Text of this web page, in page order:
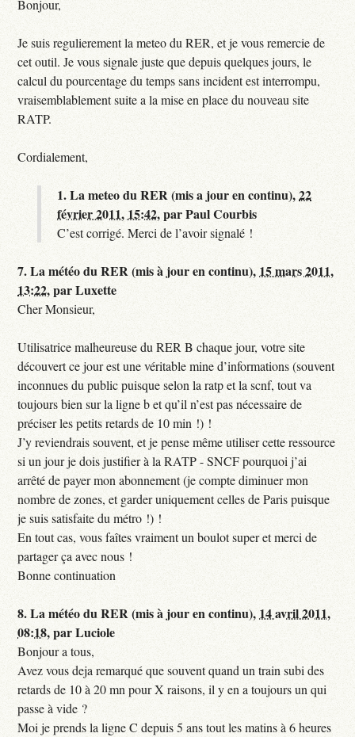
Bonjour,
Je suis regulierement la meteo du RER, et je vous remercie de
cet outil. Je vous signale juste que depuis quelques jours, le
calcul du pourcentage du temps sans incident est interrompu,
vraisemblablement suite a la mise en place du nouveau site
RATP.
Cordialement,
1.La meteo du RER (mis a jour en continu),22
février 2011, 15:42,parPaul Courbis
C’est corrigé. Merci de l’avoir signalé !
7.La météo du RER (mis à jour en continu), 15 mars 2011,
13:22,parLuxette
Cher Monsieur,
Utilisatrice malheureuse du RER B chaque jour, votre site
découvert ce jour est une véritable mine d’informations (souvent
inconnues du public puisque selon la ratp et la scnf, tout va
toujours bien sur la ligne b et qu’il n’est pas nécessaire de
préciser les petits retards de 10 min !) !
J’y reviendrais souvent, et je pense même utiliser cette ressource
si un jour je dois justifier à la RATP - SNCF pourquoi j’ai
arrêté de payer mon abonnement (je compte diminuer mon
nombre de zones, et garder uniquement celles de Paris puisque
je suis satisfaite du métro !) !
En tout cas, vous faîtes vraiment un boulot super et merci de
partager ça avec nous !
Bonne continuation
8.La météo du RER (mis à jour en continu), 14 avril 2011,
08:18,parLuciole
Bonjour a tous,
Avez vous deja remarqué que souvent quand un train subi des
retards de 10 à 20 mn pour X raisons, il y en a toujours un qui
passe à vide ?
Moi je prends la ligne C depuis 5 ans tout les matins à 6 heures